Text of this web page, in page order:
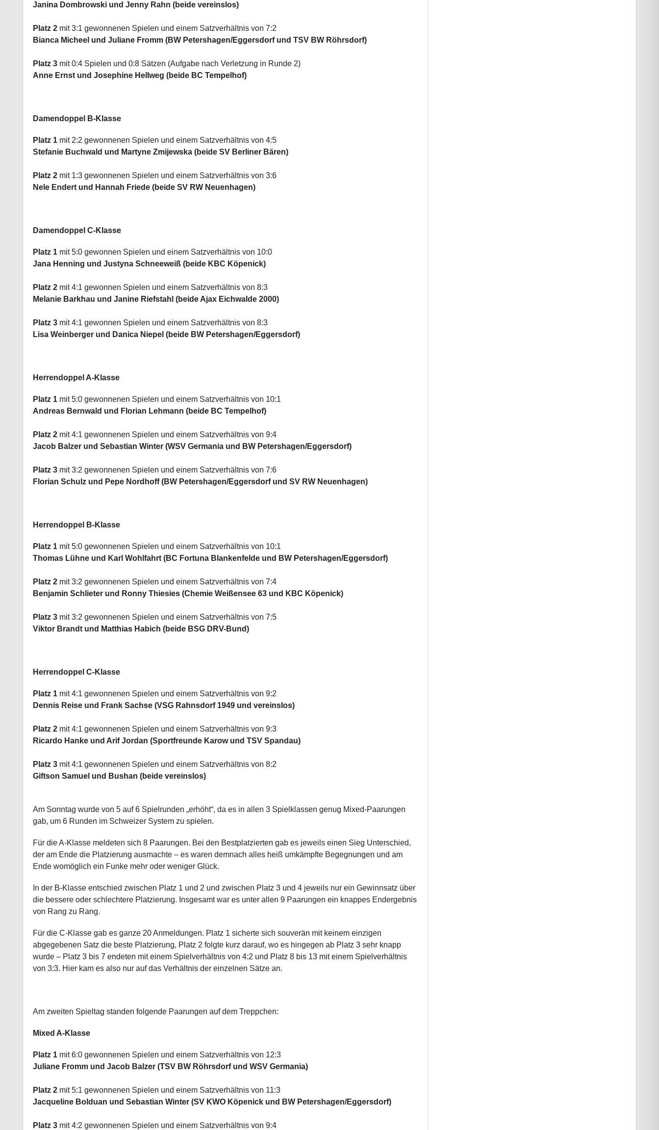
Janina Dombrowski und Jenny Rahn (beide vereinslos)
Platz 2 mit 3:1 gewonnenen Spielen und einem Satzverhältnis von 7:2
Bianca Micheel und Juliane Fromm (BW Petershagen/Eggersdorf und TSV BW Röhrsdorf)
Platz 3 mit 0:4 Spielen und 0:8 Sätzen (Aufgabe nach Verletzung in Runde 2)
Anne Ernst und Josephine Hellweg (beide BC Tempelhof)
Damendoppel B-Klasse
Platz 1 mit 2:2 gewonnenen Spielen und einem Satzverhältnis von 4:5
Stefanie Buchwald und Martyne Zmijewska (beide SV Berliner Bären)
Platz 2 mit 1:3 gewonnenen Spielen und einem Satzverhältnis von 3:6
Nele Endert und Hannah Friede (beide SV RW Neuenhagen)
Damendoppel C-Klasse
Platz 1 mit 5:0 gewonnen Spielen und einem Satzverhältnis von 10:0
Jana Henning und Justyna Schneeweiß (beide KBC Köpenick)
Platz 2 mit 4:1 gewonnen Spielen und einem Satzverhältnis von 8:3
Melanie Barkhau und Janine Riefstahl (beide Ajax Eichwalde 2000)
Platz 3 mit 4:1 gewonnen Spielen und einem Satzverhältnis von 8:3
Lisa Weinberger und Danica Niepel (beide BW Petershagen/Eggersdorf)
Herrendoppel A-Klasse
Platz 1 mit 5:0 gewonnenen Spielen und einem Satzverhältnis von 10:1
Andreas Bernwald und Florian Lehmann (beide BC Tempelhof)
Platz 2 mit 4:1 gewonnenen Spielen und einem Satzverhältnis von 9:4
Jacob Balzer und Sebastian Winter (WSV Germania und BW Petershagen/Eggersdorf)
Platz 3 mit 3:2 gewonnenen Spielen und einem Satzverhältnis von 7:6
Florian Schulz und Pepe Nordhoff (BW Petershagen/Eggersdorf und SV RW Neuenhagen)
Herrendoppel B-Klasse
Platz 1 mit 5:0 gewonnenen Spielen und einem Satzverhältnis von 10:1
Thomas Lühne und Karl Wohlfahrt (BC Fortuna Blankenfelde und BW Petershagen/Eggersdorf)
Platz 2 mit 3:2 gewonnenen Spielen und einem Satzverhältnis von 7:4
Benjamin Schlieter und Ronny Thiesies (Chemie Weißensee 63 und KBC Köpenick)
Platz 3 mit 3:2 gewonnenen Spielen und einem Satzverhältnis von 7:5
Viktor Brandt und Matthias Habich (beide BSG DRV-Bund)
Herrendoppel C-Klasse
Platz 1 mit 4:1 gewonnenen Spielen und einem Satzverhältnis von 9:2
Dennis Reise und Frank Sachse (VSG Rahnsdorf 1949 und vereinslos)
Platz 2 mit 4:1 gewonnenen Spielen und einem Satzverhältnis von 9:3
Ricardo Hanke und Arif Jordan (Sportfreunde Karow und TSV Spandau)
Platz 3 mit 4:1 gewonnenen Spielen und einem Satzverhältnis von 8:2
Giftson Samuel und Bushan (beide vereinslos)
Am Sonntag wurde von 5 auf 6 Spielrunden „erhöht“, da es in allen 3 Spielklassen genug Mixed-Paarungen
gab, um 6 Runden im Schweizer System zu spielen.
Für die A-Klasse meldeten sich 8 Paarungen. Bei den Bestplatzierten gab es jeweils einen Sieg Unterschied,
der am Ende die Platzierung ausmachte – es waren demnach alles heiß umkämpfte Begegnungen und am
Ende womöglich ein Funke mehr oder weniger Glück.
In der B-Klasse entschied zwischen Platz 1 und 2 und zwischen Platz 3 und 4 jeweils nur ein Gewinnsatz über
die bessere oder schlechtere Platzierung. Insgesamt war es unter allen 9 Paarungen ein knappes Endergebnis
von Rang zu Rang.
Für die C-Klasse gab es ganze 20 Anmeldungen. Platz 1 sicherte sich souverän mit keinem einzigen
abgegebenen Satz die beste Platzierung, Platz 2 folgte kurz darauf, wo es hingegen ab Platz 3 sehr knapp
wurde – Platz 3 bis 7 endeten mit einem Spielverhältnis von 4:2 und Platz 8 bis 13 mit einem Spielverhältnis
von 3:3. Hier kam es also nur auf das Verhältnis der einzelnen Sätze an.
Am zweiten Spieltag standen folgende Paarungen auf dem Treppchen:
Mixed A-Klasse
Platz 1 mit 6:0 gewonnenen Spielen und einem Satzverhältnis von 12:3
Juliane Fromm und Jacob Balzer (TSV BW Röhrsdorf und WSV Germania)
Platz 2 mit 5:1 gewonnenen Spielen und einem Satzverhältnis von 11:3
Jacqueline Bolduan und Sebastian Winter (SV KWO Köpenick und BW Petershagen/Eggersdorf)
Platz 3 mit 4:2 gewonnenen Spielen und einem Satzverhältnis von 9:4